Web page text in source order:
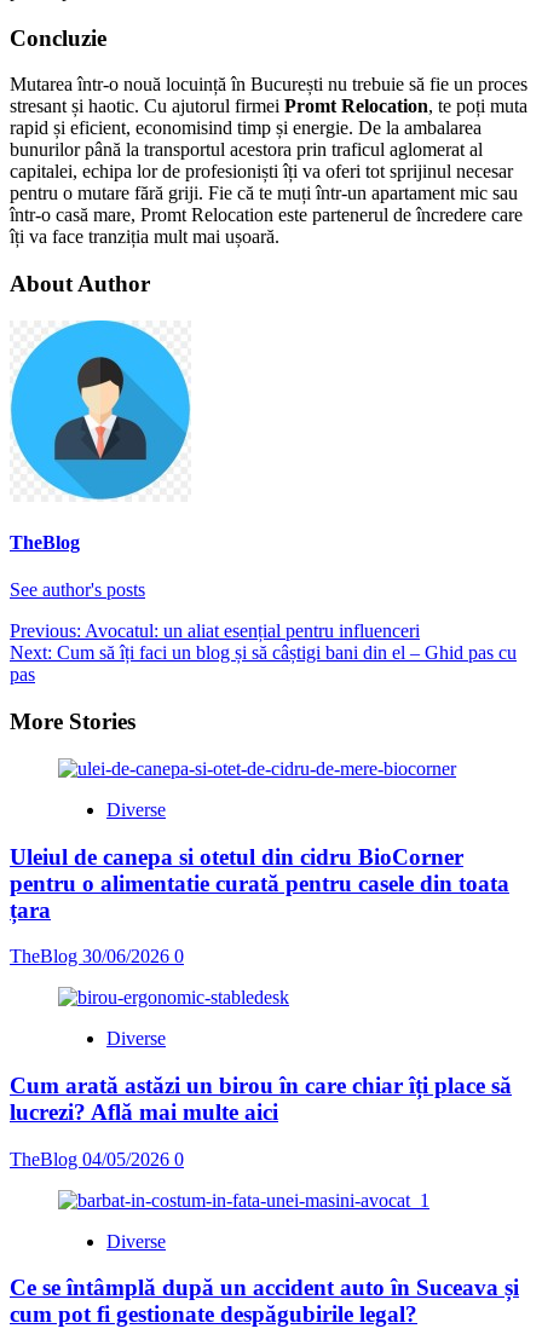
Concluzie
Mutarea într-o nouă locuință în București nu trebuie să fie un proces
stresant și haotic. Cu ajutorul firmei Promt Relocation, te poți muta
rapid și eficient, economisind timp și energie. De la ambalarea
bunurilor până la transportul acestora prin traficul aglomerat al
capitalei, echipa lor de profesioniști îți va oferi tot sprijinul necesar
pentru o mutare fără griji. Fie că te muți într-un apartament mic sau
într-o casă mare, Promt Relocation este partenerul de încredere care
îți va face tranziția mult mai ușoară.
About Author
TheBlog
See author's posts
Post
navigation
Previous: Avocatul: un aliat esențial pentru influenceri
Next: Cum să îți faci un blog și să câștigi bani din el – Ghid pas cu
pas
More Stories
Diverse
Uleiul de canepa si otetul din cidru BioCorner
pentru o alimentatie curată pentru casele din toata
țara
TheBlog 30/06/2026 0
Diverse
Cum arată astăzi un birou în care chiar îți place să
lucrezi? Află mai multe aici
TheBlog 04/05/2026 0
Diverse
Ce se întâmplă după un accident auto în Suceava și
cum pot fi gestionate despăgubirile legal?